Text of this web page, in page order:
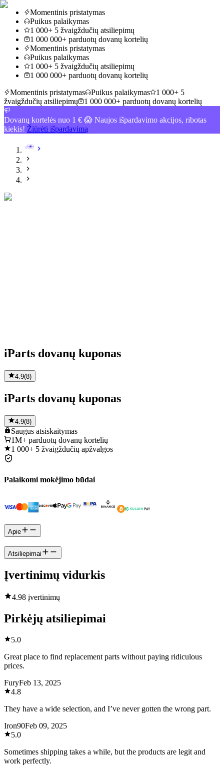
Momentinis pristatymas
Puikus palaikymas
1 000+ 5 žvaigždučių atsiliepimų
1 000 000+ parduotų dovanų kortelių
Momentinis pristatymas
Puikus palaikymas
1 000+ 5 žvaigždučių atsiliepimų
1 000 000+ parduotų dovanų kortelių
Momentinis pristatymas
Puikus palaikymas
1 000+ 5
žvaigždučių atsiliepimų
1 000 000+ parduotų dovanų kortelių
Dovanų kortelės nuo 1 € 😱 Naujos išpardavimo akcijos, ribotas
kiekis! Žiūrėti išpardavimą
iParts dovanų kuponas
4.9(8)
iParts dovanų kuponas
4.9(8)
Saugus atsiskaitymas
1M+ parduotų dovanų kortelių
1 000+ 5 žvaigždučių apžvalgos
Palaikomi mokėjimo būdai
Apie
Atsiliepimai
Įvertinimų vidurkis
4.98 įvertinimų
Pirkėjų atsiliepimai
5.0
Great place to find replacement parts without paying ridiculous
prices.
FuryFeb 13, 2025
4.8
They have a wide selection, and I’ve never gotten the wrong part.
Iron90Feb 09, 2025
5.0
Sometimes shipping takes a while, but the products are legit and
work perfectly.